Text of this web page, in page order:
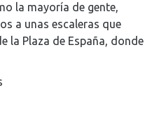
la mayoría de gente,
a unas escaleras que
la Plaza de España, donde